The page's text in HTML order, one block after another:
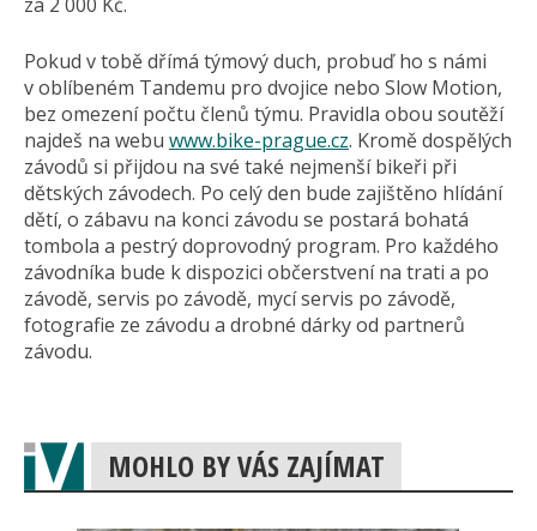
Pokud v tobě dřímá týmový duch, probuď ho s námi
v oblíbeném Tandemu pro dvojice nebo Slow Motion,
bez omezení počtu členů týmu. Pravidla obou soutěží
najdeš na webu www.bike-prague.cz. Kromě dospělých
závodů si přijdou na své také nejmenší bikeři při
dětských závodech. Po celý den bude zajištěno hlídání
dětí, o zábavu na konci závodu se postará bohatá
tombola a pestrý doprovodný program. Pro každého
závodníka bude k dispozici občerstvení na trati a po
závodě, servis po závodě, mycí servis po závodě,
fotografie ze závodu a drobné dárky od partnerů
závodu.
MOHLO BY VÁS ZAJÍMAT